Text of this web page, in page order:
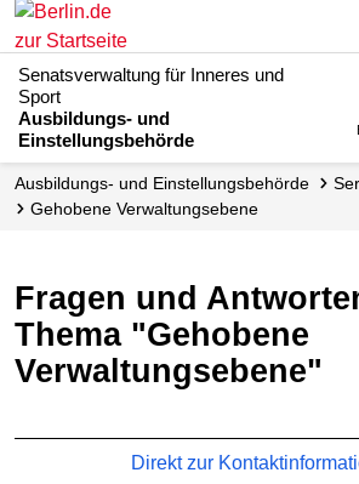
Senatsverwaltung für Inneres und
Sport
Ausbildungs- und
Einstellungsbehörde
Ausbildungs- und Einstellungsbehörde
Gehobene Verwaltungs­ebene
Fragen und Antworten zum
Thema "Gehobene
Verwaltungsebene"
Direkt zur